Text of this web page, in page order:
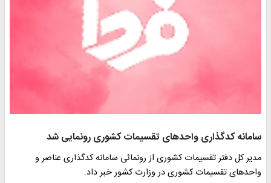
سامانه کدگذاری واحدهای تقسیمات کشوری رونمایی شد
مدیر کل دفتر تقسیمات کشوری از رونمائی سامانه کدگذاری عناصر و
واحدهای تقسیمات کشوری در وزارت کشور خبر داد.